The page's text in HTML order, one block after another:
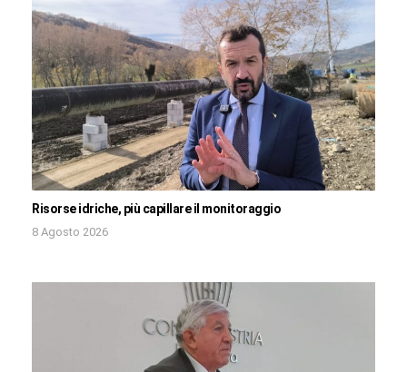
Risorse idriche, più capillare il monitoraggio
8 Agosto 2026